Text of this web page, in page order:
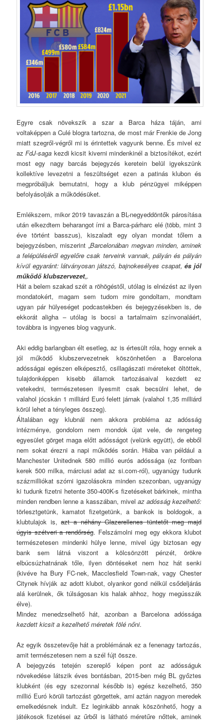
Egyre csak növekszik a szar a Barca háza táján, ami
voltaképpen a Culé blogra tartozna, de most már Frenkie de Jong
miatt szegről-végről mi is érintettek vagyunk benne. És mivel ez
azFdJ-saga kezdi kicsit kiverni mindenkinél a biztosítékot, ezért
most egy nagy barcás bejegyzés keretein belül igyekszünk
kollektíve levezetni a feszültséget ezen a patinás klubon és
megpróbáljuk bemutatni, hogy a klub pénzügyei miképpen
befolyásolják a működésüket.
Emlékszem, mikor 2019 tavaszán a BL-negyeddöntők párosítása
után elkezdtem beharangot írni a Barca-párharc elé (több, mint 3
éve történt basszus), kiszaladt egy olyan mondat tőlem a
bejegyzésben, miszerint „Barcelonában megvan minden, aminek
a felépüléséről egyelőre csak terveink vannak, pályán és pályán
kívül egyaránt: látványosan játszó, bajnokesélyes csapat,és jól
működő klubszervezet„.
Hát a belem szakad szét a röhögéstől, utólag is elnézést az ilyen
mondatokért, magam sem tudom mire gondoltam, mondtam
ugyan pár hülyeséget podcastekben és bejegyzésekben is, de
ekkorát aligha – utólag is bocsi a tartalmaim színvonaláért,
továbbra is ingyenes blog vagyunk.
Aki eddig barlangban élt esetleg, az is értesült róla, hogy ennek a
jól működő klubszervezetnek köszönhetően a Barcelona
adósságai egészen elképesztő, csillagászati méreteket öltöttek,
tulajdonképpen kisebb államok tartozásaival kezdett ez
vetekedni, természetesen ilyesmit csak becsülni lehet, de
valahol jócskán 1 milliárd Euró felett járnak (valahol 1,35 milliárd
körül lehet a tényleges összeg).
Általában egy klubnál nem akkora probléma az adósság
intézménye, gondolom nem mondok újat vele, de rengeteg
egyesület görget maga előtt adósságot (velünk együtt), de ebből
nem sokat érezni a napi működés során. Hiába van például a
Manchester Unitednek 580 millió eurós adóssága (ez fontban
kerek 500 milka, márciusi adat az si.com-ról), ugyanúgy tudunk
százmilliókat szórni igazolásokra minden szezonban, ugyanúgy
ki tudunk fizetni hetente 350-400K-s fizetéseket bárkinek, mintha
minden rendben lenne a kasszában, mivel az adósság kezelhető:
törlesztgetünk, kamatot fizetgetünk, a bankok is boldogok, a
klubtulajok is,azt a néhány Glazerellenes tüntetőt meg majd
úgyis szétveri a rendőrség. Felszámolni meg egy ekkora klubot
természetesen mindenki hülye lenne, mivel úgy biztosan egy
bank sem látná viszont a kölcsönzött pénzét, örökre
elbúcsúzhatnának tőle, ilyen döntéseket nem hoz hát senki
(kivéve ha Bury FC-nek, Macclesfield Town-nak, vagy Chester
Citynek hívják az adott klubot, olyankor gond nélkül csődeljárás
alá kerülnek, ők túlságosan kis halak ahhoz, hogy megússzák
élve).
Mindez menedzselhető hát, azonban a Barcelona adóssága
kezdett kicsit a kezelhető méretek fölé nőni.
Az egyik összetevője hát a problémának ez a fenenagy tartozás,
amit természetesen nem a szél fújt össze.
A bejegyzés tetején szereplő képen pont az adósságuk
növekedése látszik éves bontásban, 2015-ben még BL győztes
klubként (és egy szezonnal később is) egész kezelhető, 350
millió Euró körüli tartozást görgettek, ami aztán nagyon meredek
emelkedésnek indult. Ez leginkább annak köszönhető, hogy a
játékosok fizetései az űrből is látható méretűre nőttek, aminek